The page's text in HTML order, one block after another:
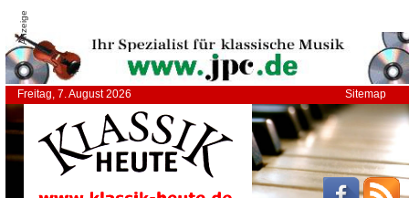
Anzeige
Freitag, 7. August 2026 Sitemap